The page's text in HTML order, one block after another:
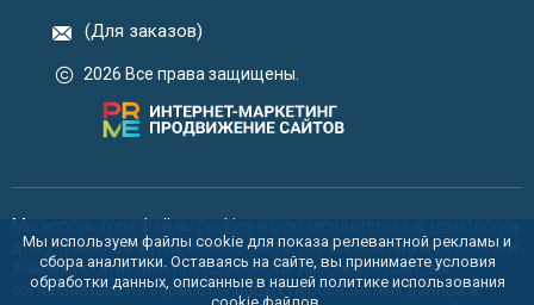
(Для заказов)
2026 Все права защищены.
Мы используем файлы cookies
для улучшения функционала сайта, персонализации рекламы и
анализа статистики посещаемости. Используя сайт, вы
соглашаетесь на обработку ваших персональных данных в
Мы используем файлы cookie для показа релевантной рекламы и
сбора аналитики. Оставаясь на сайте, вы принимаете условия
обработки данных, описанные в нашей политике использования